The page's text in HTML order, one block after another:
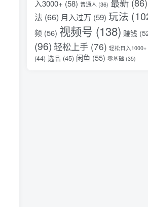
入3000+ (58) 普通人 (36) 最新 (86)
法 (66) 月入过万 (59) 玩法
频 (56) 视频号 (138) 赚钱
(96) 轻松上手 (76) 轻松日入1000+
(44) 选品 (45) 闲鱼 (55) 零基础 (35)